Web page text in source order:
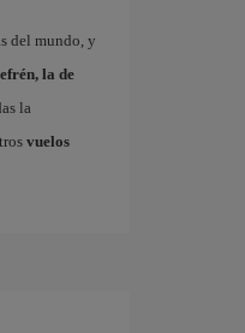
del mundo, y
la de
la
vuelos